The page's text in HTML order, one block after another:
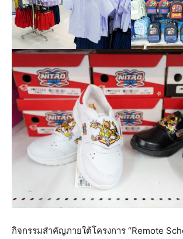
กิจกรรมสำคัญภายใต้โครงการ “Remote